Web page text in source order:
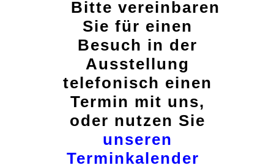
Bitte vereinbaren
Sie für einen
Besuch in der
Ausstellung
telefonisch einen
Termin mit uns,
oder nutzen Sie
unseren
Terminkalender